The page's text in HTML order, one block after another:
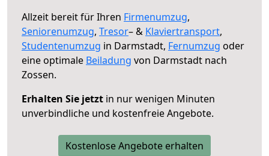
Allzeit bereit für Ihren Firmenumzug,
Seniorenumzug, Tresor– & Klaviertransport,
Studentenumzug in Darmstadt, Fernumzug oder
eine optimale Beiladung von Darmstadt nach
Zossen.
Erhalten Sie jetzt in nur wenigen Minuten
unverbindliche und kostenfreie Angebote.
Kostenlose Angebote erhalten